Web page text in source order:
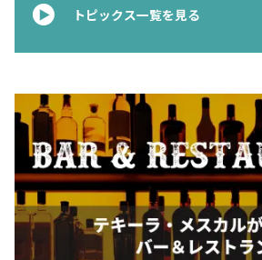
トピックス一覧を見る